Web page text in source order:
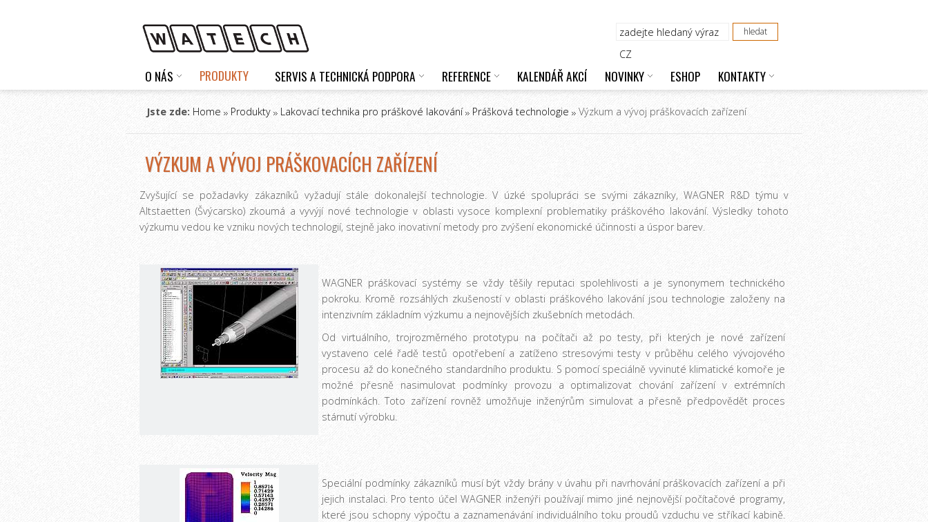
CZ
O NÁS PRODUKTY SERVIS A TECHNICKÁ PODPORA REFERENCE KALENDÁŘ AKCÍ NOVINKY ESHOP KONTAKTY
Jste zde: Home Produkty Lakovací technika pro práškové lakování Prášková technologie Výzkum a vývoj práškovacích zařízení
VÝZKUM A VÝVOJ PRÁŠKOVACÍCH ZAŘÍZENÍ
Zvyšující se požadavky zákazníků vyžadují stále dokonalejší technologie. V úzké spolupráci se svými zákazníky, WAGNER R&D týmu v
Altstaetten (Švýcarsko) zkoumá a vyvýjí nové technologie v oblasti vysoce komplexní problematiky práškového lakování. Výsledky tohoto
výzkumu vedou ke vzniku nových technologií, stejně jako inovativní metody pro zvýšení ekonomické účinnosti a úspor barev.
WAGNER práškovací systémy se vždy těšily reputaci spolehlivosti a je synonymem technického
pokroku. Kromě rozsáhlých zkušeností v oblasti práškového lakování jsou technologie založeny na
intenzivním základním výzkumu a nejnovějších zkušebních metodách.
Od virtuálního, trojrozměrného prototypu na počítači až po testy, při kterých je nové zařízení
vystaveno celé řadě testů opotřebení a zatíženo stresovými testy v průběhu celého vývojového
procesu až do konečného standardního produktu. S pomocí speciálně vyvinuté klimatické komoře je
možné přesně nasimulovat podmínky provozu a optimalizovat chování zařízení v extrémních
podmínkách. Toto zařízení rovněž umožňuje inženýrům simulovat a přesně předpovědět proces
stárnutí výrobku.
Speciální podmínky zákazníků musí být vždy brány v úvahu při navrhování práškovacích zařízení a při
jejich instalaci. Pro tento účel WAGNER inženýři používají mimo jiné nejnovější počítačové programy,
které jsou schopny výpočtu a zaznamenávání individuálního toku proudů vzduchu ve stříkací kabině.